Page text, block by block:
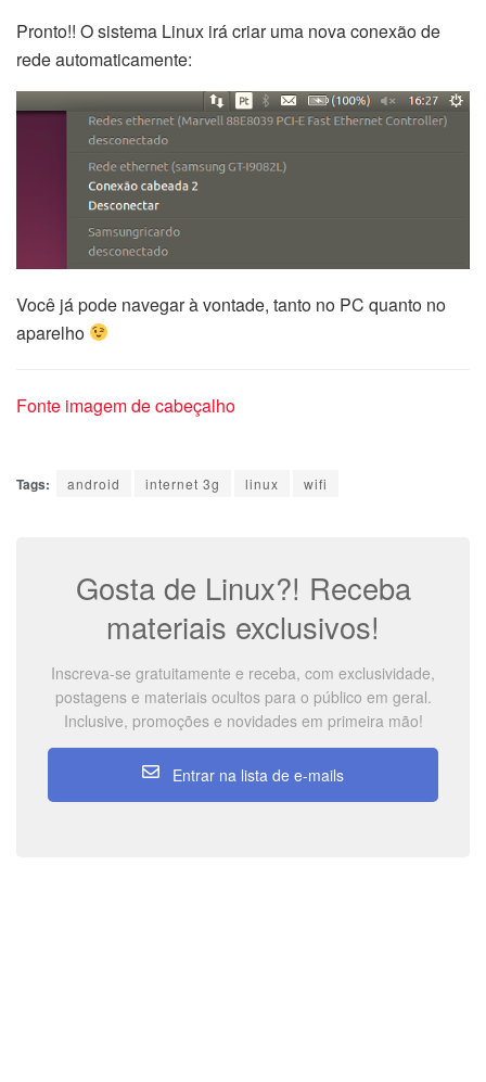
Pronto!! O sistema Linux irá criar uma nova conexão de
rede automaticamente:
Você já pode navegar à vontade, tanto no PC quanto no
aparelho
Fonte imagem de cabeçalho
Tags: android internet 3g linux wifi
Gosta de Linux?! Receba
materiais exclusivos!
Inscreva-se gratuitamente e receba, com exclusividade,
postagens e materiais ocultos para o público em geral.
Inclusive, promoções e novidades em primeira mão!
Entrar na lista de e-mails